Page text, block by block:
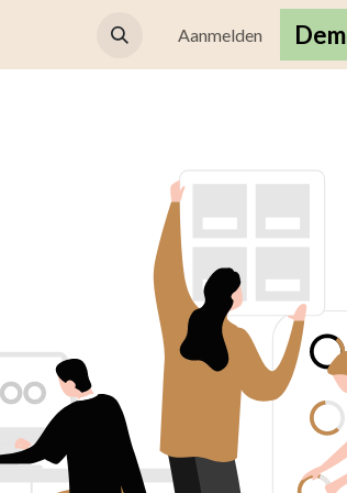
Evenementen Aanmelden